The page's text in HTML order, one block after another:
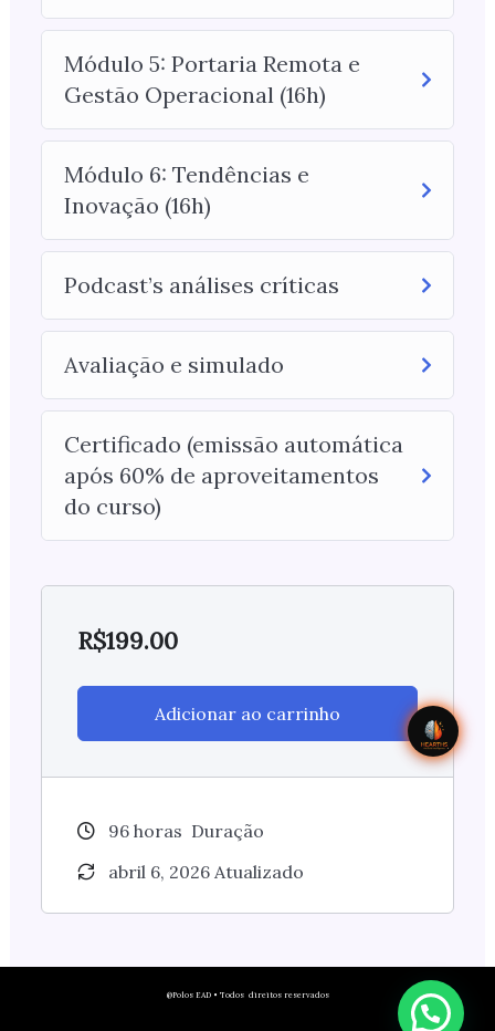
Módulo 5: Portaria Remota e
Gestão Operacional (16h)
Módulo 6: Tendências e
Inovação (16h)
Podcast’s análises críticas
Avaliação e simulado
Certificado (emissão automática
após 60% de aproveitamentos
do curso)
R$199.00
Adicionar ao carrinho
96horas Duração
abril 6, 2026 Atualizado
@Polos EAD • Todos direitos reservados